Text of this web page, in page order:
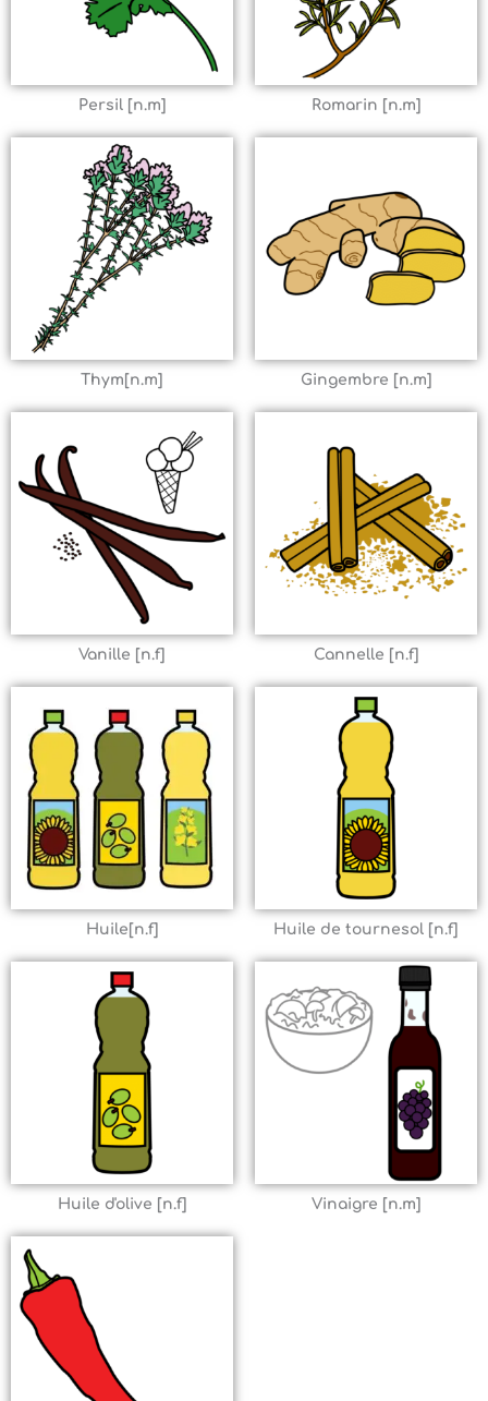
Persil [n.m] Romarin [n.m]
Thym[n.m] Gingembre [n.m]
Vanille [n.f] Cannelle [n.f]
Huile[n.f] Huile de tournesol [n.f]
Huile d'olive [n.f] Vinaigre [n.m]